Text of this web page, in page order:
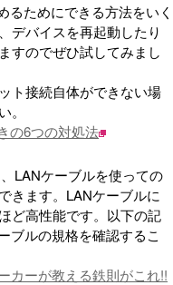
るためにできる方法をいく
デバイスを再起動したり
すのでぜひ試してみまし
ト接続自体ができない場
の6つの対処法
LANケーブルを使っての
きます。LANケーブルに
ど高性能です。以下の記
ブルの規格を確認するこ
カーが教える鉄則がこれ!!